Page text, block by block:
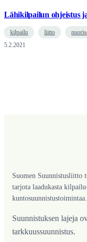
Lähikilpailun ohjeistus
kilpailu liitto
5.2.2021
Suomen Suunnistusliitto
tarjota laadukasta
kuntosuunnistustoimintaa.
Suunnistuksen lajeja
tarkkuussuunnistus.